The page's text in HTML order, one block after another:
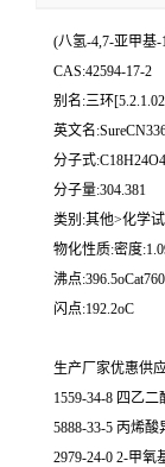
(八氢-4,7-亚甲基
CAS:42594-17-2
别名:三环
英文名
分子式:C18H24O4
分子量:304.381
类别:其他>化学
物化性质:密度
沸点
闪点:192.2oC
生产厂家优惠供
1559-34-8 四乙二
5888-33-5 丙烯酸
2979-24-0 2-甲氧